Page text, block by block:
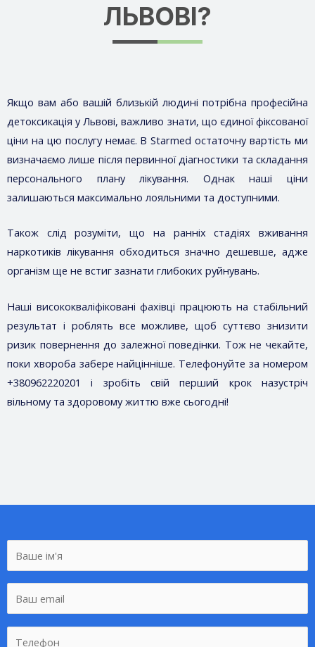
ЛЬВОВІ?
Якщо вам або вашій близькій людині потрібна професійна
детоксикація у Львові, важливо знати, що єдиної фіксованої
ціни на цю послугу немає. В Starmed остаточну вартість ми
визначаємо лише після первинної діагностики та складання
персонального плану лікування. Однак наші ціни
залишаються максимально лояльними та доступними.
Також слід розуміти, що на ранніх стадіях вживання
наркотиків лікування обходиться значно дешевше, адже
організм ще не встиг зазнати глибоких руйнувань.
Наші висококваліфіковані фахівці працюють на стабільний
результат і роблять все можливе, щоб суттєво знизити
ризик повернення до залежної поведінки. Тож не чекайте,
поки хвороба забере найцінніше. Телефонуйте за номером
+380962220201
і зробіть свій перший крок назустріч
вільному та здоровому життю вже сьогодні!